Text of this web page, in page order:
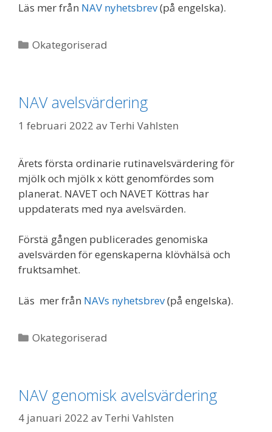
Läs mer från NAV nyhetsbrev(på engelska).
Kategorier
Okategoriserad
NAV avelsvärdering
1 februari 2022 avTerhi Vahlsten
Ärets första ordinarie rutinavelsvärdering för
mjölk och mjölk x kött genomfördes som
planerat. NAVET och NAVET Köttras har
uppdaterats med nya avelsvärden.
Förstä gången publicerades genomiska
avelsvärden för egenskaperna klövhälsä och
fruktsamhet.
Läs mer från NAVs nyhetsbrev(på engelska).
Kategorier
Okategoriserad
NAV genomisk avelsvärdering
4 januari 2022 avTerhi Vahlsten